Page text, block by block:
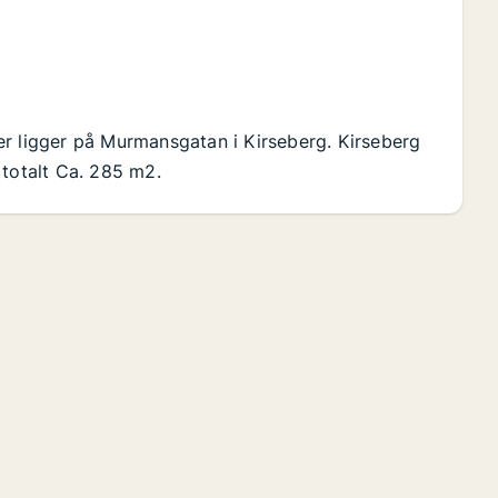
ligger på Murmansgatan i Kirseberg. Kirseberg
Ca. 285 m2.